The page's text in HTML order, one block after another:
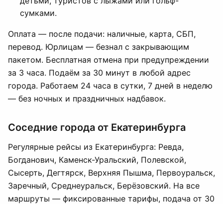
сумками.
Оплата — после подачи: наличные, карта, СБП,
перевод. Юрлицам — безнал с закрывающим
пакетом. Бесплатная отмена при предупреждении
за 3 часа. Подаём за 30 минут в любой адрес
города. Работаем 24 часа в сутки, 7 дней в неделю
— без ночных и праздничных надбавок.
Соседние города от Екатеринбурга
Регулярные рейсы из Екатеринбурга: Ревда,
Богданович, Каменск-Уральский, Полевской,
Сысерть, Дегтярск, Верхняя Пышма, Первоуральск,
Заречный, Среднеуральск, Берёзовский. На все
маршруты — фиксированные тарифы, подача от 30